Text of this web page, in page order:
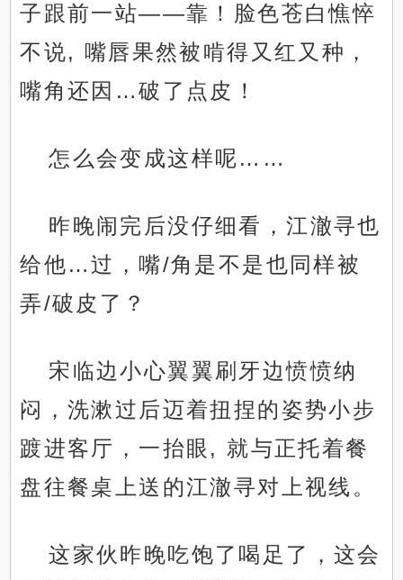
子跟前一站——靠！脸色苍白憔悴
不说, 嘴唇果然被啃得又红又种，
嘴角还因…破了点皮！
怎么会变成这样呢……
昨晚闹完后没仔细看，江澈寻也
给他…过，嘴/角是不是也同样被
弄/破皮了？
宋临边小心翼翼刷牙边愤愤纳
闷，洗漱过后迈着扭捏的姿势小步
踱进客厅，一抬眼, 就与正托着餐
盘往餐桌上送的江澈寻对上视线。
这家伙昨晚吃饱了喝足了，这会